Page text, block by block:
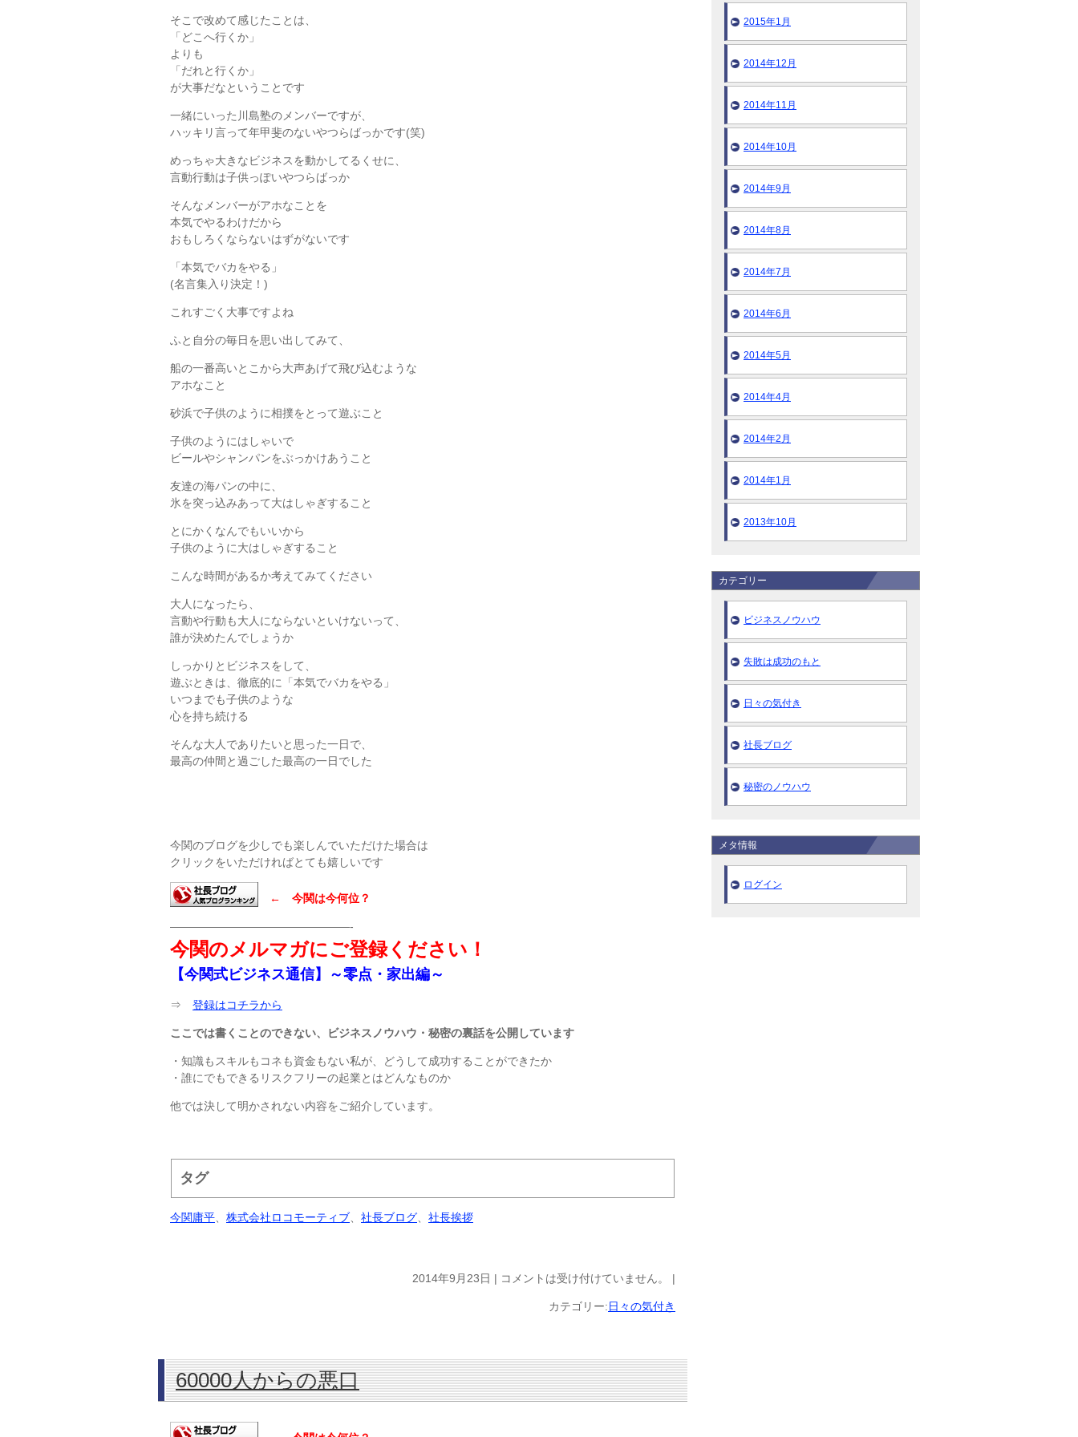
そこで改めて感じたことは、
「どこへ行くか」
よりも
「だれと行くか」
が大事だなということです
一緒にいった川島塾のメンバーですが、
ハッキリ言って年甲斐のないやつらばっかです(笑)
めっちゃ大きなビジネスを動かしてるくせに、
言動行動は子供っぽいやつらばっか
そんなメンバーがアホなことを
本気でやるわけだから
おもしろくならないはずがないです
「本気でバカをやる」
(名言集入り決定！)
これすごく大事ですよね
ふと自分の毎日を思い出してみて、
船の一番高いとこから大声あげて飛び込むような
アホなこと
砂浜で子供のように相撲をとって遊ぶこと
子供のようにはしゃいで
ビールやシャンパンをぶっかけあうこと
友達の海パンの中に、
氷を突っ込みあって大はしゃぎすること
とにかくなんでもいいから
子供のように大はしゃぎすること
こんな時間があるか考えてみてください
大人になったら、
言動や行動も大人にならないといけないって、
誰が決めたんでしょうか
しっかりとビジネスをして、
遊ぶときは、徹底的に「本気でバカをやる」
いつまでも子供のような
心を持ち続ける
そんな大人でありたいと思った一日で、
最高の仲間と過ごした最高の一日でした
今関のブログを少しでも楽しんでいただけた場合は
クリックをいただければとても嬉しいです
← 今関は今何位？
————————————————-
今関のメルマガにご登録ください！
【今関式ビジネス通信】～零点・家出編～
⇒ 登録はコチラから
ここでは書くことのできない、ビジネスノウハウ・秘密の裏話を公開しています
・知識もスキルもコネも資金もない私が、どうして成功することができたか
・誰にでもできるリスクフリーの起業とはどんなものか
他では決して明かされない内容をご紹介しています。
タグ
今関庸平 株式会社ロコモーティブ 社長ブログ 社長挨拶
2014年9月23日 | コメントは受け付けていません。 |
カテゴリー:日々の気付き
60000人からの悪口
2015年1月
2014年12月
2014年11月
2014年10月
2014年9月
2014年8月
2014年7月
2014年6月
2014年5月
2014年4月
2014年2月
2014年1月
2013年10月
カテゴリー
ビジネスノウハウ
失敗は成功のもと
日々の気付き
社長ブログ
秘密のノウハウ
メタ情報
ログイン